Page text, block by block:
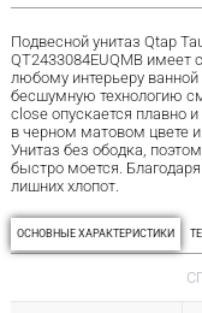
Подвесной унитаз Qtap
QT2433084EUQMB имеет
любому интерьеру
бесшумную технологию
close опускается плавно
в черном матовом цвете
Унитаз без ободка,
быстро моется.
лишних хлопот.
ОСНОВНЫЕ ХАРАКТЕРИСТИКИ